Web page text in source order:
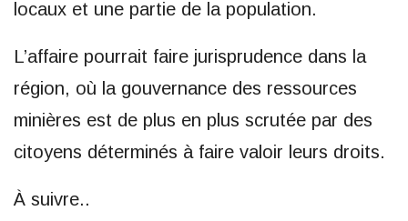
locaux et une partie de la population.
L’affaire pourrait faire jurisprudence dans la
région, où la gouvernance des ressources
minières est de plus en plus scrutée par des
citoyens déterminés à faire valoir leurs droits.
À suivre..